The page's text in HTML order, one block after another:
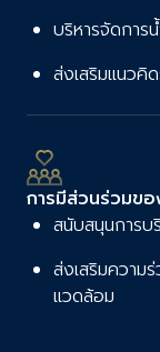
บริหารจัดการ
ส่งเสริมแนวคิ
การมีส่วนร่วมข
สนับสนุนการ
ส่งเสริมความ
แวดล้อม